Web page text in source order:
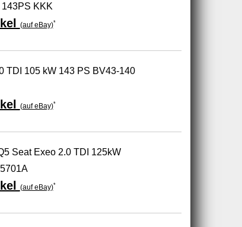
KKK
(auf eBay)*
TDI 105 kW 143 PS BV43-140
(auf eBay)*
Seat Exeo 2.0 TDI 125kW
(auf eBay)*